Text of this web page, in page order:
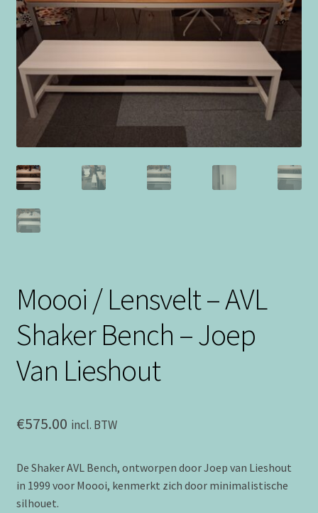
Moooi / Lensvelt – AVL
Shaker Bench – Joep
Van Lieshout
€575.00 incl. BTW
De Shaker AVL Bench, ontworpen door Joep van Lieshout
in 1999 voor Moooi, kenmerkt zich door minimalistische
silhouet.